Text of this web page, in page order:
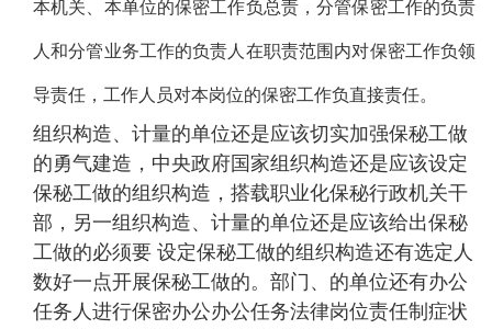
本机关、本单位的保密工作负总责，分管保密工作的负责
人和分管业务工作的负责人在职责范围内对保密工作负领
导责任，工作人员对本岗位的保密工作负直接责任。
组织构造、计量的单位还是应该切实加强保秘工做
的勇气建造，中央政府国家组织构造还是应该设定
保秘工做的组织构造，搭载职业化保秘行政机关干
部，另一组织构造、计量的单位还是应该给出保秘
工做的必须要 设定保秘工做的组织构造还有选定人
数好一点开展保秘工做的。部门、的单位还有办公
任务人进行保密办公办公任务法律岗位责任制症状